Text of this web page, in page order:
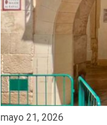
mayo 21, 2026